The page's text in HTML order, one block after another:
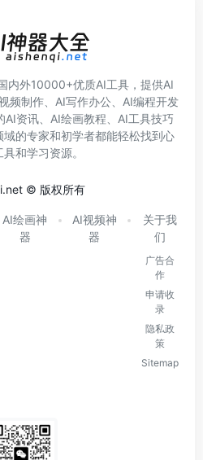
内外10000+优质AI工具，提供AI
频制作、AI写作办公、AI编程开发
资讯、AI绘画教程、AI工具技巧
的专家和初学者都能轻松找到心
和学习资源。
© 版权所有
AI绘画神
器
AI视频神
器
关于我
们
广告合
作
申请收
录
隐私政
策
Sitemap